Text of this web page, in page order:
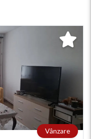
Vânzare